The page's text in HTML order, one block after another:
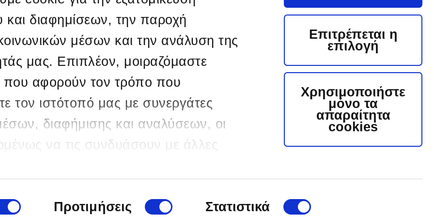
και διαφημίσεων, την παροχή
μέσων και την ανάλυση της
μας. Επιπλέον, μοιραζόμαστε
που αφορούν τον τρόπο που
τον ιστότοπό μας με συνεργάτες
διαφήμισης και αναλύσεων, οι
να τις συνδυάσουν με άλλες
υπηρεσιών τους.
Προτιμήσεις Στατιστικά
Επιτρέπεται η
επιλογή
Χρησιμοποιήστε
μόνο τα
απαραίτητα
cookies
ηλεκτρονική διεύθυνση
www.cosmo-one.gr ή
www.marketsite.gr.
Ο διαγωνισμός είναι διαθέσιμος για
ΠΑΠΑΝΙΚΟΛΑΟΥ ΑΓΓΕΛΙΚΗ 22920 64343-45